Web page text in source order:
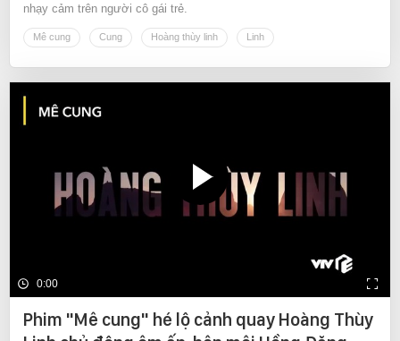
nhạy cảm trên người cô gái trẻ.
Mê cung Cung Hoàng thùy linh Linh
0:00
Phim "Mê cung" hé lộ cảnh quay Hoàng Thùy